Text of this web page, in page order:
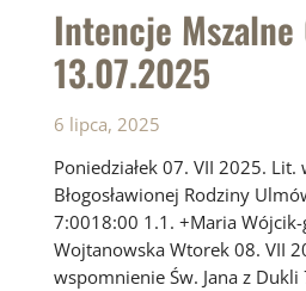
Intencje
13.07.2025
6 lipca, 2025
Poniedziałek 07. VII 2025.
Błogosławionej Rodziny
7:0018:00 1.1. +Maria Wójcik-
Wojtanowska Wtorek 08. VII
wspomnienie Św. Jana z